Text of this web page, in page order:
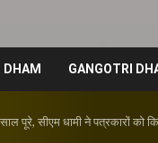
DHAM GANGOTRI
पूरे, सीएम धामी ने पत्रकारों को